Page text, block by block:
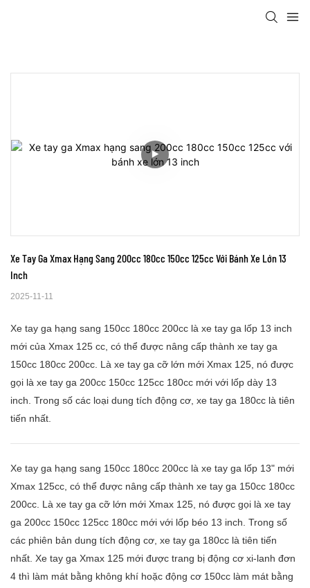
Xe Tay Ga Xmax Hạng Sang 200cc 180cc 150cc 125cc Với Bánh Xe Lớn 13
Inch
2025-11-11
Xe tay ga hạng sang 150cc 180cc 200cc là xe tay ga lốp 13 inch
mới của Xmax 125 cc, có thể được nâng cấp thành xe tay ga
150cc 180cc 200cc. Là xe tay ga cỡ lớn mới Xmax 125, nó được
gọi là xe tay ga 200cc 150cc 125cc 180cc mới với lốp dày 13
inch. Trong số các loại dung tích động cơ, xe tay ga 180cc là tiên
tiến nhất.
Xe tay ga hạng sang 150cc 180cc 200cc là xe tay ga lốp 13" mới
Xmax 125cc, có thể được nâng cấp thành xe tay ga 150cc 180cc
200cc. Là xe tay ga cỡ lớn mới Xmax 125, nó được gọi là xe tay
ga 200cc 150cc 125cc 180cc mới với lốp béo 13 inch. Trong số
các phiên bản dung tích động cơ, xe tay ga 180cc là tiên tiến
nhất. Xe tay ga Xmax 125 mới được trang bị động cơ xi-lanh đơn
4 thì làm mát bằng không khí hoặc động cơ 150cc làm mát bằng